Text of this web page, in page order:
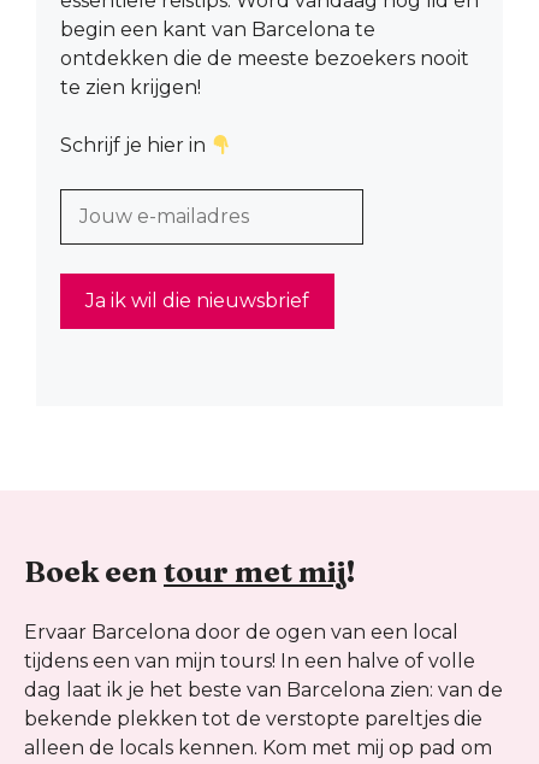
begin een kant van Barcelona te
ontdekken die de meeste bezoekers nooit
te zien krijgen!
Schrijf je hier in
Boek een tour met mij!
Ervaar Barcelona door de ogen van een local
tijdens een van mijn tours! In een halve of volle
dag laat ik je het beste van Barcelona zien: van de
bekende plekken tot de verstopte pareltjes die
alleen de locals kennen. Kom met mij op pad om